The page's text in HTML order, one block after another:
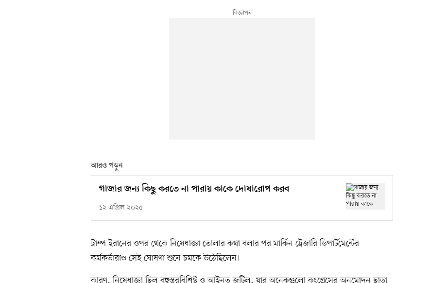
আরও পড়ুন
গাজার জন্য কিছু করতে না পারায় কাকে দোষারোপ করব
১২ এপ্রিল ২০২৫
ট্রাম্প ইরানের ওপর থেকে নিষেধাজ্ঞা তোলার কথা বলার পর মার্কিন ট্রেজারি ডিপার্টমেন্টের
কর্মকর্তারাও সেই ঘোষণা শুনে চমকে উঠেছিলেন।